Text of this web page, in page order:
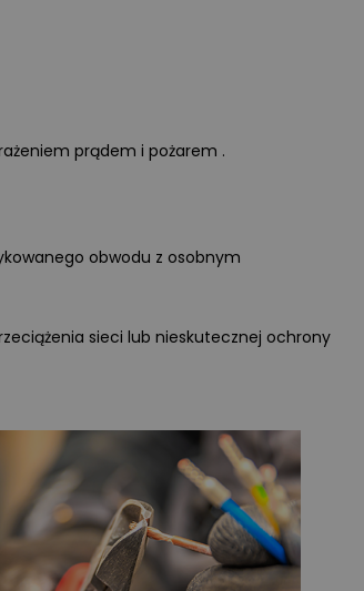
prądem i pożarem .
obwodu z osobnym
sieci lub nieskutecznej ochrony
WIDEOPREZENTACJA Wyświetlono